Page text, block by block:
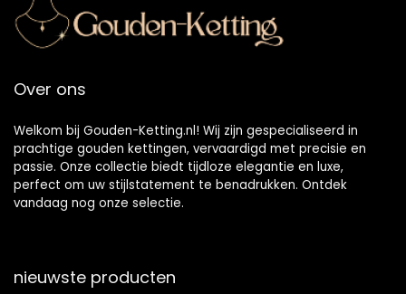
Over ons
Welkom bij Gouden-Ketting.nl! Wij zijn gespecialiseerd in
prachtige gouden kettingen, vervaardigd met precisie en
passie. Onze collectie biedt tijdloze elegantie en luxe,
perfect om uw stijlstatement te benadrukken. Ontdek
vandaag nog onze selectie.
nieuwste producten